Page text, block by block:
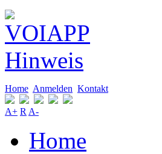
Home Anmelden Kontakt
A+ R A-
Home